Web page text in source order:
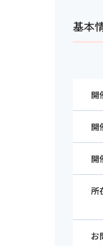
基本
開
開
開
所
お